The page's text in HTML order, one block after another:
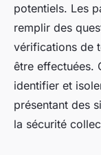
potentiels. Les
remplir des
vérifications de
être effectuées.
identifier et
présentant des
la sécurité